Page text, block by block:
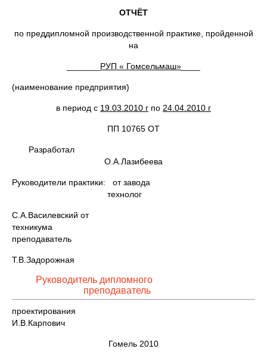
ОТЧЁТ
по преддипломной производственной практике, пройденной
на
РУП « Гомсельмаш»
(наименование предприятия)
в период с 19.03.2010 г по 24.04.2010 г
ПП 10765 ОТ
Разработал
О.А.Лазибеева
Руководители практики: от завода
технолог
С.А.Василевский от
техникума
преподаватель
Т.В.Задорожная
Руководитель дипломного
преподаватель
проектирования
И.В.Карпович
Гомель 2010